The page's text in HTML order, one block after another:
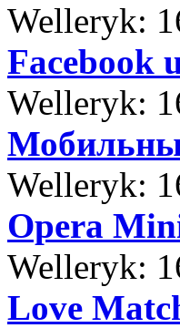
Welleryk:
Facebook
Welleryk:
Welleryk:
Opera
Welleryk:
Love